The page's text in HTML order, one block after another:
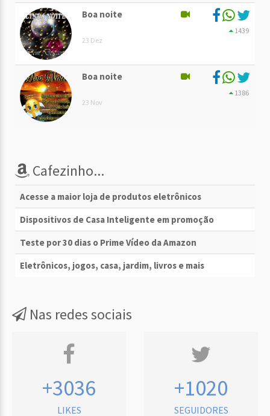
Boa noite
23 Dez
1439
Boa noite
23 Nov
1386
Cafezinho...
Acesse a maior loja de produtos eletrônicos
Dispositivos de Casa Inteligente em promoção
Teste por 30 dias o Prime Vídeo da Amazon
Eletrônicos, jogos, casa, jardim, livros e mais
Nas redes sociais
+3036
LIKES
+1020
SEGUIDORES